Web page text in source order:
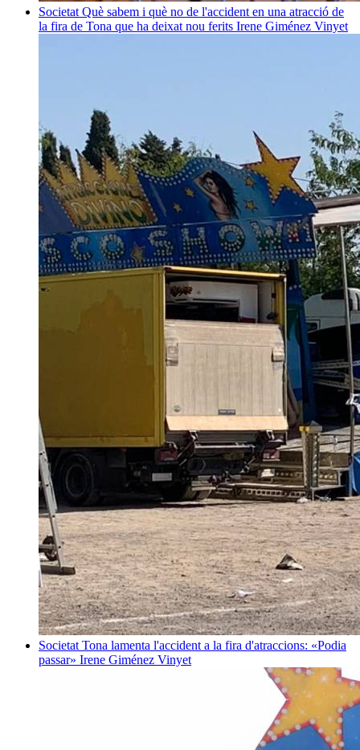
Societat Què sabem i què no de l'accident en una atracció de
la fira de Tona que ha deixat nou ferits Irene Giménez Vinyet
Societat Tona lamenta l'accident a la fira d'atraccions: «Podia
passar» Irene Giménez Vinyet